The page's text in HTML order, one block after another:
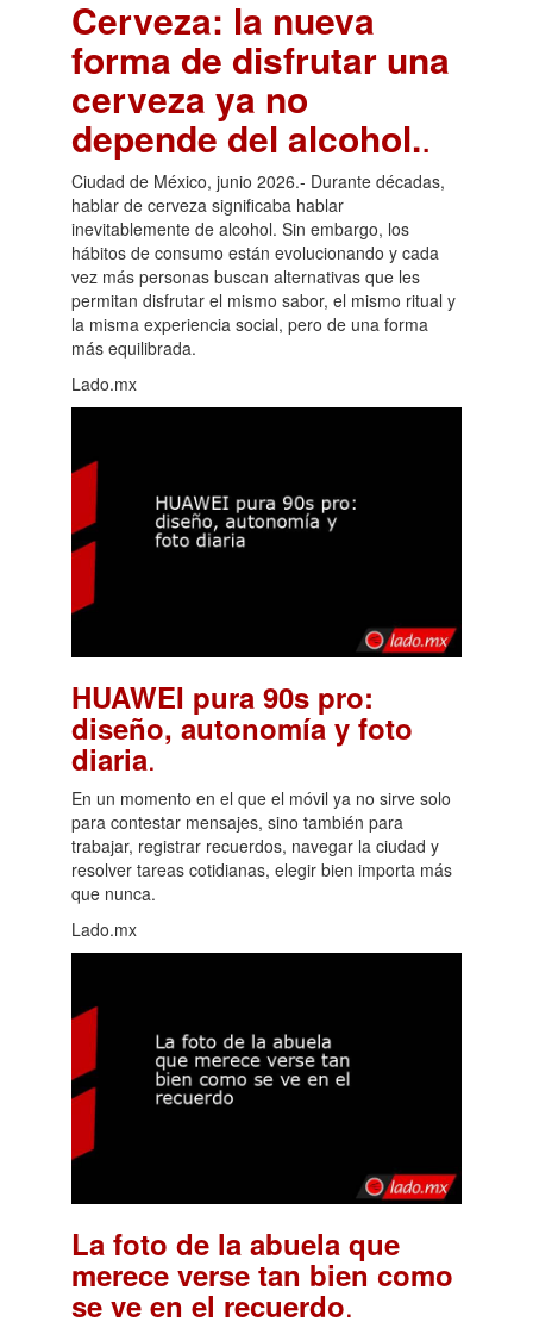
Cerveza: la nueva
forma de disfrutar una
cerveza ya no
depende del alcohol..
Ciudad de México, junio 2026.- Durante décadas,
hablar de cerveza significaba hablar
inevitablemente de alcohol. Sin embargo, los
hábitos de consumo están evolucionando y cada
vez más personas buscan alternativas que les
permitan disfrutar el mismo sabor, el mismo ritual y
la misma experiencia social, pero de una forma
más equilibrada.
Lado.mx
HUAWEI pura 90s pro:
diseño, autonomía y foto
diaria.
En un momento en el que el móvil ya no sirve solo
para contestar mensajes, sino también para
trabajar, registrar recuerdos, navegar la ciudad y
resolver tareas cotidianas, elegir bien importa más
que nunca.
Lado.mx
La foto de la abuela que
merece verse tan bien como
se ve en el recuerdo.